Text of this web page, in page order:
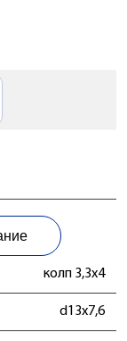
колп 3,3x4
d13x7,6